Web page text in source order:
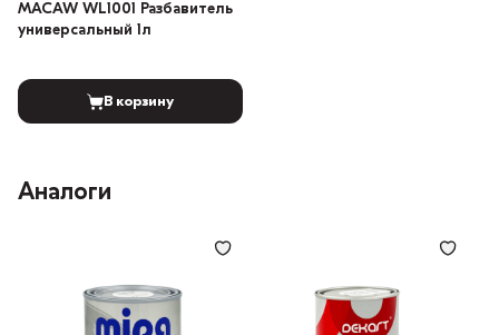
MACAW WL1001 Разбавитель
универсальный 1л
В корзину
Аналоги